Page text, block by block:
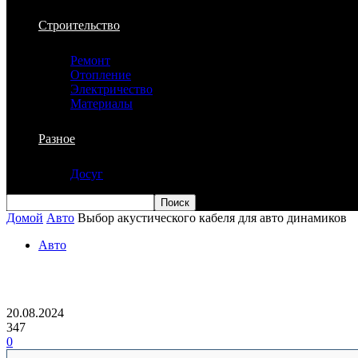
Строительство
Ремонт
Отопление
Электричество
Материалы
Разное
Досуг
Домой Авто Выбор акустического кабеля для авто динамиков
Авто
20.08.2024
347
0